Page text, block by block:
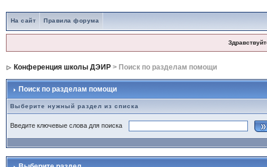
На сайт Правила форума
Конференция школы ДЭИР> Поиск по разделам помощи
Поиск по разделам помощи
Выберите нужный раздел из списка
Введите ключевые слова для поиска